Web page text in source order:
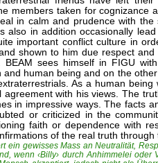
members taken for cognizance
in calm and prudence with the
also in addition occasionally
important conflict culture in
shown to him due respect
sees himself in FIGU
human being and on the
As a human being
with his views. The
in impressive ways. The facts
or criticized in the
faith or dependence with
of the real truth through
gewisses Mass an Neutralität,
wenn ‹Billy› durch Anhimmelei